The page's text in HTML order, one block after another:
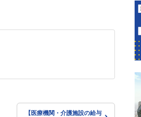
【医療機関・介護施設の給与